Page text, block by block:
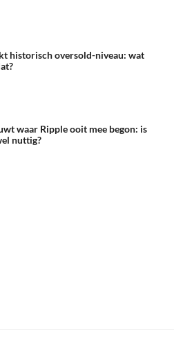
historisch oversold-niveau: wat
waar Ripple ooit mee begon: is
nuttig?